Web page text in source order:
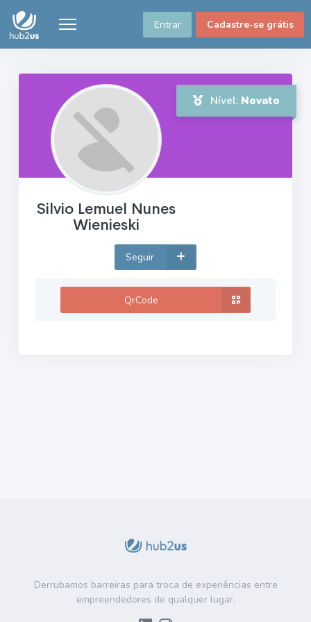
Entrar Cadastre-se grátis
Nível: Novato
Silvio Lemuel Nunes
Wienieski
Seguir
QrCode
Derrubamos barreiras para troca de experiências entre
empreendedores de qualquer lugar.